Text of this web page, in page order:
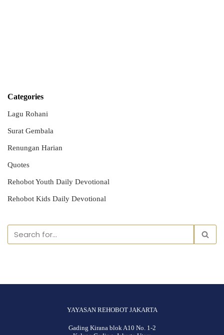
Categories
Lagu Rohani
Surat Gembala
Renungan Harian
Quotes
Rehobot Youth Daily Devotional
Rehobot Kids Daily Devotional
YAYASAN REHOBOT JAKARTA
Gading Kirana blok A10 No. 1-2